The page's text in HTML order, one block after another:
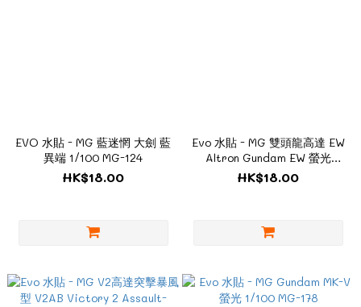
EVO 水貼 - MG 藍迷惘 大劍 藍
異端 1/100 MG-124
HK$18.00
Evo 水貼 - MG 雙頭龍高達 EW
Altron Gundam EW 螢光
1/100 PM-58
HK$18.00